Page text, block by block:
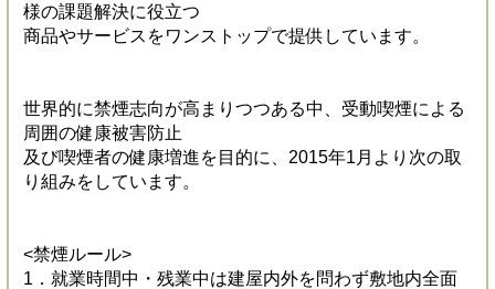
様の課題解決に役立つ
商品やサービスをワンストップで提供しています。
世界的に禁煙志向が高まりつつある中、受動喫煙による
周囲の健康被害防止
及び喫煙者の健康増進を目的に、2015年1月より次の取
り組みをしています。
<禁煙ルール>
1．就業時間中・残業中は建屋内外を問わず敷地内全面